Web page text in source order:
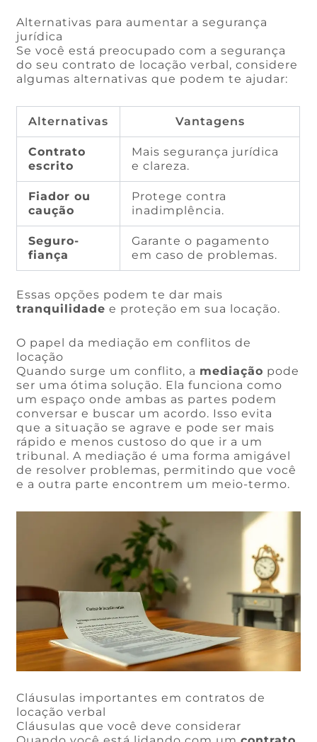
Alternativas para aumentar a segurança
jurídica
Se você está preocupado com a segurança
do seu contrato de locação verbal, considere
algumas alternativas que podem te ajudar:
Alternativas Vantagens
Contrato
escrito
Mais segurança jurídica
e clareza.
Fiador ou
caução
Protege contra
inadimplência.
Seguro-
fiança
Garante o pagamento
em caso de problemas.
Essas opções podem te dar mais
tranquilidade e proteção em sua locação.
O papel da mediação em conflitos de
locação
Quando surge um conflito, a mediação pode
ser uma ótima solução. Ela funciona como
um espaço onde ambas as partes podem
conversar e buscar um acordo. Isso evita
que a situação se agrave e pode ser mais
rápido e menos custoso do que ir a um
tribunal. A mediação é uma forma amigável
de resolver problemas, permitindo que você
e a outra parte encontrem um meio-termo.
Cláusulas importantes em contratos de
locação verbal
Cláusulas que você deve considerar